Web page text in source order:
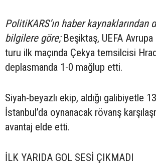
PolitiKARS’ın haber kaynaklarından
bilgilere göre;Beşiktaş, UEFA
turu ilk maçında Çekya temsilcisi
deplasmanda 1-0 mağlup etti.
Siyah-beyazlı ekip, aldığı galibiyetle
İstanbul’da oynanacak rövanş
avantaj elde etti.
İLK YARIDA GOL SESİ ÇIKMADI